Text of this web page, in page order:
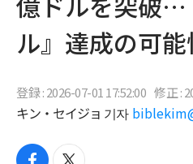
ル』達成の可
登録 : 2026-07-01 17:52:00 修正 :
キン・セイジョ 기자